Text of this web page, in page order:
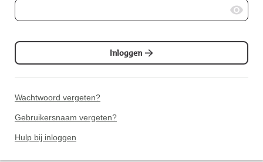
Inloggen
Wachtwoord vergeten?
Gebruikersnaam vergeten?
Hulp bij inloggen